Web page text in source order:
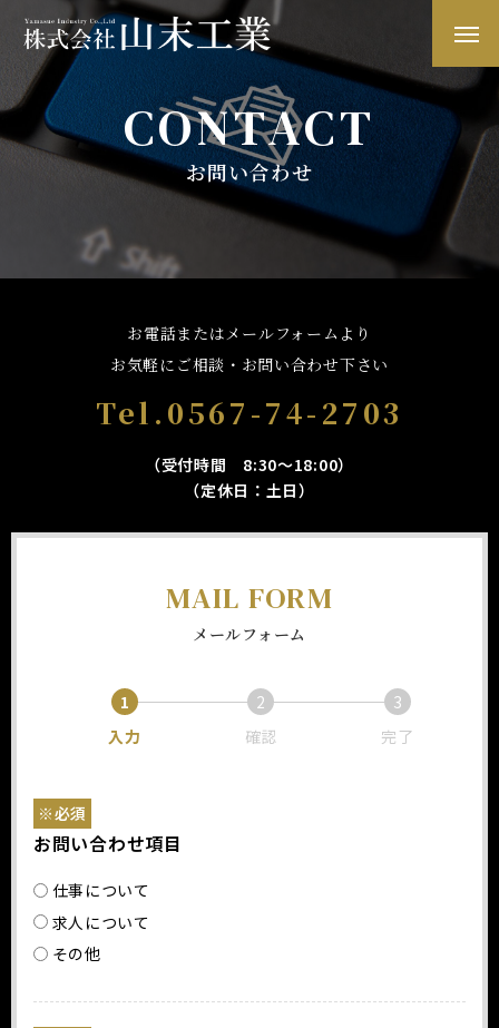
CONTACT
お問い合わせ
お電話またはメールフォームより
お気軽にご相談・お問い合わせ下さい
Tel.0567-74-2703
（受付時間 8:30～18:00）
（定休日：土日）
MAIL FORM
メールフォーム
1
入力
2
確認
3
完了
お問い合わせ項目
※必須
仕事について
求人について
その他